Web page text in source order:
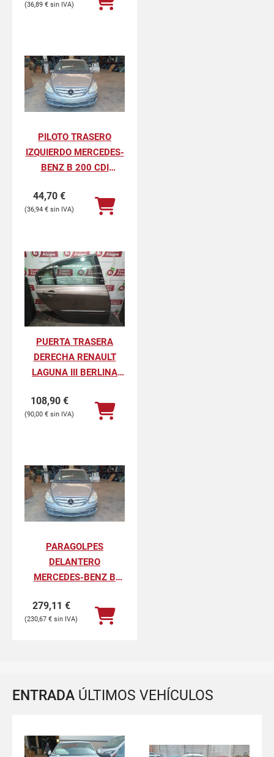
36,89 €
PILOTO TRASERO
IZQUIERDO MERCEDES-
BENZ B 200 CDI
44,70 €
36,94 €
PUERTA TRASERA
DERECHA RENAULT
LAGUNA III BERLINA
108,90 €
90,00 €
PARAGOLPES
DELANTERO
MERCEDES-BENZ B
279,11 €
230,67 €
ENTRADA ÚLTIMOS VEHÍCULOS